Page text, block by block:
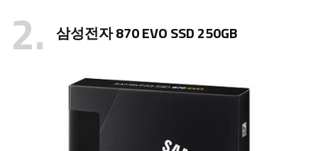
2 삼성전자 870 EVO SSD 250GB